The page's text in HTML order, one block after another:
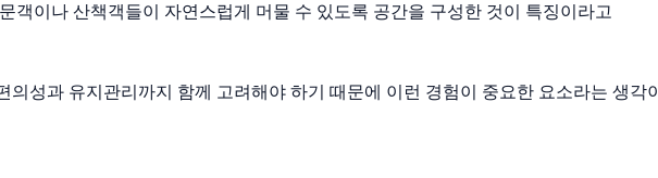
객이나 산책객들이 자연스럽게 머물 수 있도록 공간을 구성한 것이 특징이라고
의성과 유지관리까지 함께 고려해야 하기 때문에 이런 경험이 중요한 요소라는 생각이